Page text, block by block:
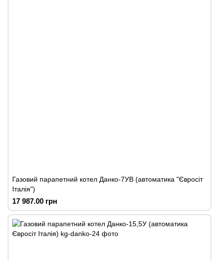
Газовий парапетний котел Данко-7УВ (автоматика "Євросіт
Італія")
17 987.00 грн